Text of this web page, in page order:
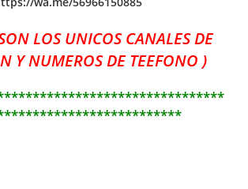
LOS UNICOS CANALES DE
Y NUMEROS DE TEEFONO )